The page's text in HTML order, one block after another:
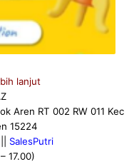
lanjut
Aren RT 002 RW 011 Kec
15224
SalesPutri
17.00)